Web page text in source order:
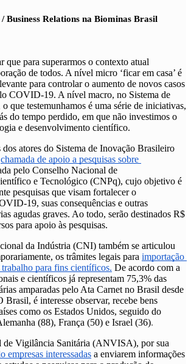
/ Business Relations na Biominas Brasil
que para superarmos o contexto atual
de todos. A nível micro ‘ficar em casa’ é
para controlar o aumento de novos casos
COVID-19. A nível macro, no Sistema de
que testemunhamos é uma série de iniciativas,
do tempo perdido, em que não investimos o
e desenvolvimento científico.
atores do Sistema de Inovação Brasileiro
chamada de apoio a pesquisas sobre
pelo Conselho Nacional de
e Tecnológico (CNPq), cujo objetivo é
pesquisas que visam fortalecer o
19, suas consequências e outras
agudas graves. Ao todo, serão destinados R$
para apoio às pesquisas.
da Indústria (CNI) também se articulou
os trâmites legais para importação
para fins científicos. De acordo com a
e científicos já representam 75,3% das
amparadas pelo Ata Carnet no Brasil desde
Brasil, é interesse observar, recebe bens
como os Estados Unidos, seguido do
(88), França (50) e Israel (36).
de Vigilância Sanitária (ANVISA), por sua
empresas interessadas a enviarem informações